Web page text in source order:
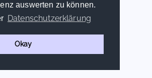
auswerten zu können.
Datenschutzerklärung
Okay